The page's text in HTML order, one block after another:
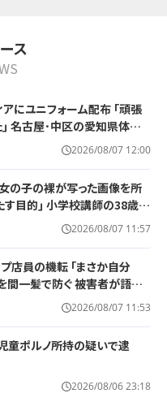
ス
にユニフォーム配布 ｢頑張
名古屋･中区の愛知県体育
2026/08/07 12:00
の子の裸が写った画像を所
目的｣ 小学校講師の38歳男
成したとみられる性的画像も
2026/08/07 11:57
店員の機転 ｢まさか自分
一髪で防ぐ 被害者が語る
2026/08/07 11:53
童ポルノ所持の疑いで逮
2026/08/06 23:18